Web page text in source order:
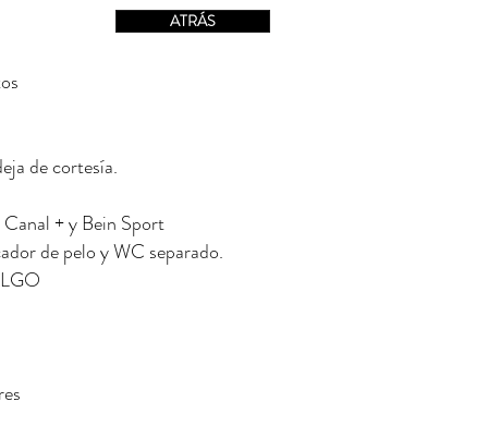
ATRÁS
de cortesía.
+ y Bein Sport
de pelo y WC separado.